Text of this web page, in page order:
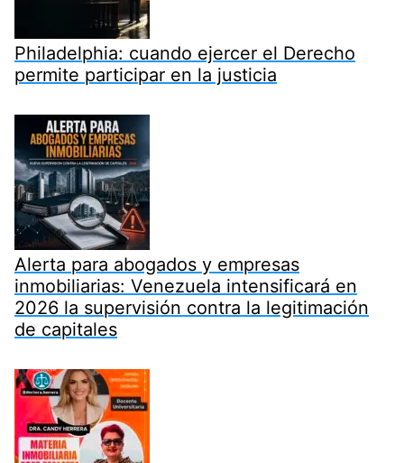
Philadelphia: cuando ejercer el Derecho
permite participar en la justicia
Alerta para abogados y empresas
inmobiliarias: Venezuela intensificará en
2026 la supervisión contra la legitimación
de capitales